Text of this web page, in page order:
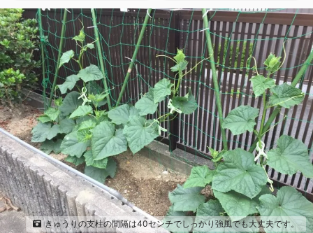
きゅうりの支柱の間隔は40センチでしっかり強風でも大丈夫です。